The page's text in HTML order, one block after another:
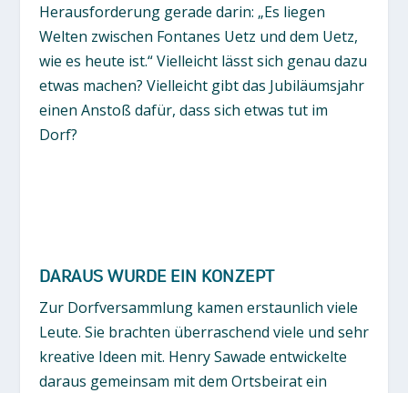
Herausforderung gerade darin: „Es liegen
Welten zwischen Fontanes Uetz und dem Uetz,
wie es heute ist.“ Vielleicht lässt sich genau dazu
etwas machen? Vielleicht gibt das Jubiläumsjahr
einen Anstoß dafür, dass sich etwas tut im
Dorf?
DARAUS WURDE EIN KONZEPT
Zur Dorfversammlung kamen erstaunlich viele
Leute. Sie brachten überraschend viele und sehr
kreative Ideen mit. Henry Sawade entwickelte
daraus gemeinsam mit dem Ortsbeirat ein